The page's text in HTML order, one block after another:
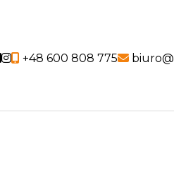
Social link
Social link
+48 600 808 775